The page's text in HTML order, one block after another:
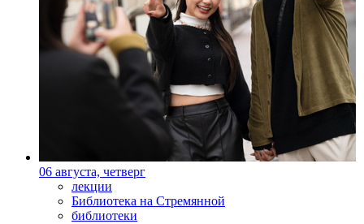
06 августа, четверг
лекции
Библиотека на Стремянной
библиотеки